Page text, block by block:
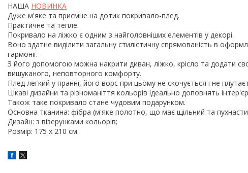
НАША НОВИНКА
Дуже м'яке та приємне на дотик покривало-плед.
Практичне та тепле.
Покривало на ліжко є одним з найголовніших елементів у декорі.
Воно здатне виділити загальну стилістичну спрямованість в
гармонії.
З його допомогою можна накрити диван, ліжко, крісло та додати
вишуканого, неповторного комфорту.
Плед легкий у пранні, його ворс при цьому не скочується і не
Цікаві дизайни та різноманіття кольорів ідеально доповнять
Також таке покривало стане чудовим подарунком.
Основна тканина: фібра (м'яке полотно, що має щільний та
Дизайн: з візерунками кольорів;
Розмір: 175 х 210 см.